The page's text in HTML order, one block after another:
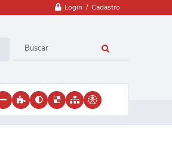
Login / Cadastro